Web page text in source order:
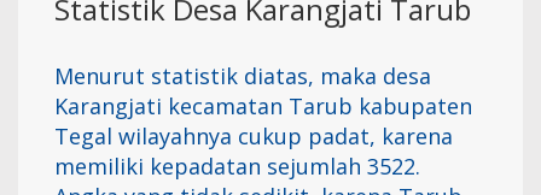
Statistik Desa Karangjati Tarub
Menurut statistik diatas, maka desa
Karangjati kecamatan Tarub kabupaten
Tegal wilayahnya cukup padat, karena
memiliki kepadatan sejumlah 3522.